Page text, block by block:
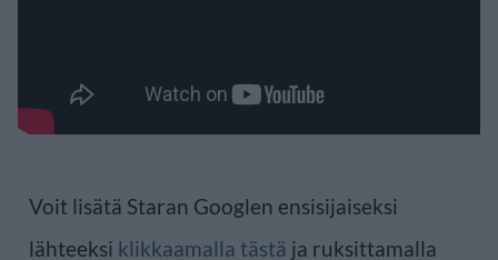
Voit lisätä Staran Googlen ensisijaiseksi
lähteeksi klikkaamalla tästä ja ruksittamalla